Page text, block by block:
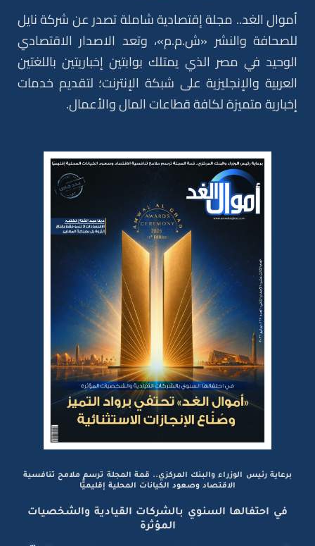
أموال الغد.. مجلة إقتصادية شاملة تصدر عن شركة نايل
للصحافة والنشر «ش.م.م»، وتعد الاصدار الاقتصادي
الوحيد في مصر الذي يمتلك بوابتين إخباريتين باللغتين
العربية والإنجليزية على شبكة الإنترنت؛ لتقديم خدمات
إخبارية متميزة لكافة قطاعات المال والأعمال.
برعاية رئيس الوزراء والبنك المركزي.. قمة المجلة ترسم ملامح تنافسية
الاقتصاد وصعود الكيانات المحلية إقليميًّا
في احتفالها السنوي بالشركات القيادية والشخصيات
المؤثرة